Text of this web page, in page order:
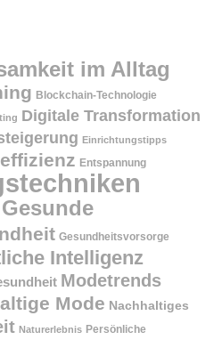
im Alltag
Blockchain-Technologie
Digitale Transformation
Einrichtungstipps
Entspannung
Gesunde
Gesundheitsvorsorge
Intelligenz
Modetrends
Mode Nachhaltiges
Naturerlebnis Persönliche